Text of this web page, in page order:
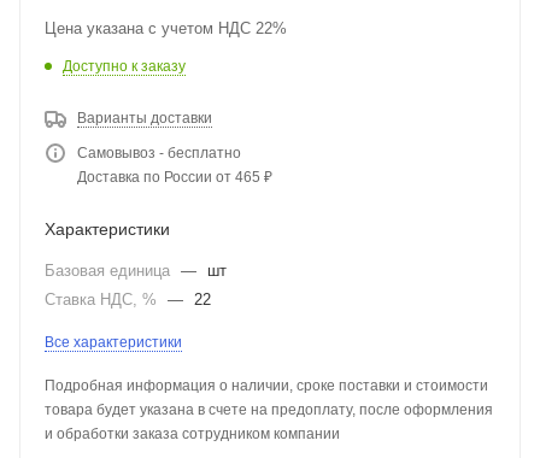
Цена указана с учетом НДС 22%
Доступно к заказу
Варианты доставки
Самовывоз - бесплатно
Доставка по России от 465 ₽
Характеристики
Базовая единица —
шт
Ставка НДС, %
— 22
Все характеристики
Подробная информация о наличии, сроке поставки и стоимости
товара будет указана в счете на предоплату, после оформления
и обработки заказа сотрудником компании